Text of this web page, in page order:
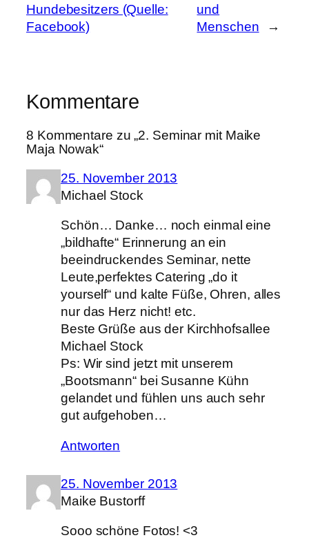
Hundebesitzers (Quelle:
Facebook)
und
Menschen
→
Kommentare
8 Kommentare zu „2. Seminar mit Maike
Maja Nowak“
25. November 2013
Michael Stock
Schön… Danke… noch einmal eine
„bildhafte“ Erinnerung an ein
beeindruckendes Seminar, nette
Leute,perfektes Catering „do it
yourself“ und kalte Füße, Ohren, alles
nur das Herz nicht! etc.
Beste Grüße aus der Kirchhofsallee
Michael Stock
Ps: Wir sind jetzt mit unserem
„Bootsmann“ bei Susanne Kühn
gelandet und fühlen uns auch sehr
gut aufgehoben…
Antworten
25. November 2013
Maike Bustorff
Sooo schöne Fotos! <3